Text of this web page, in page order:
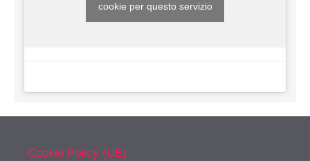
cookie per questo servizio
Cookie Policy (UE)